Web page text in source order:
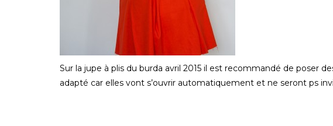
Sur la jupe à plis du burda avril 2015 il est recommandé de poser
adapté car elles vont s’ouvrir automatiquement et ne seront ps